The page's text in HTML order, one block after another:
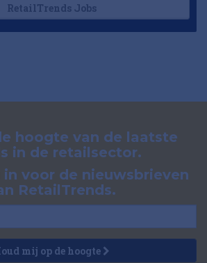
RetailTrends Jobs
hoogte van de laatste
in de retailsector.
in voor de nieuwsbrieven
RetailTrends.
mij op de hoogte